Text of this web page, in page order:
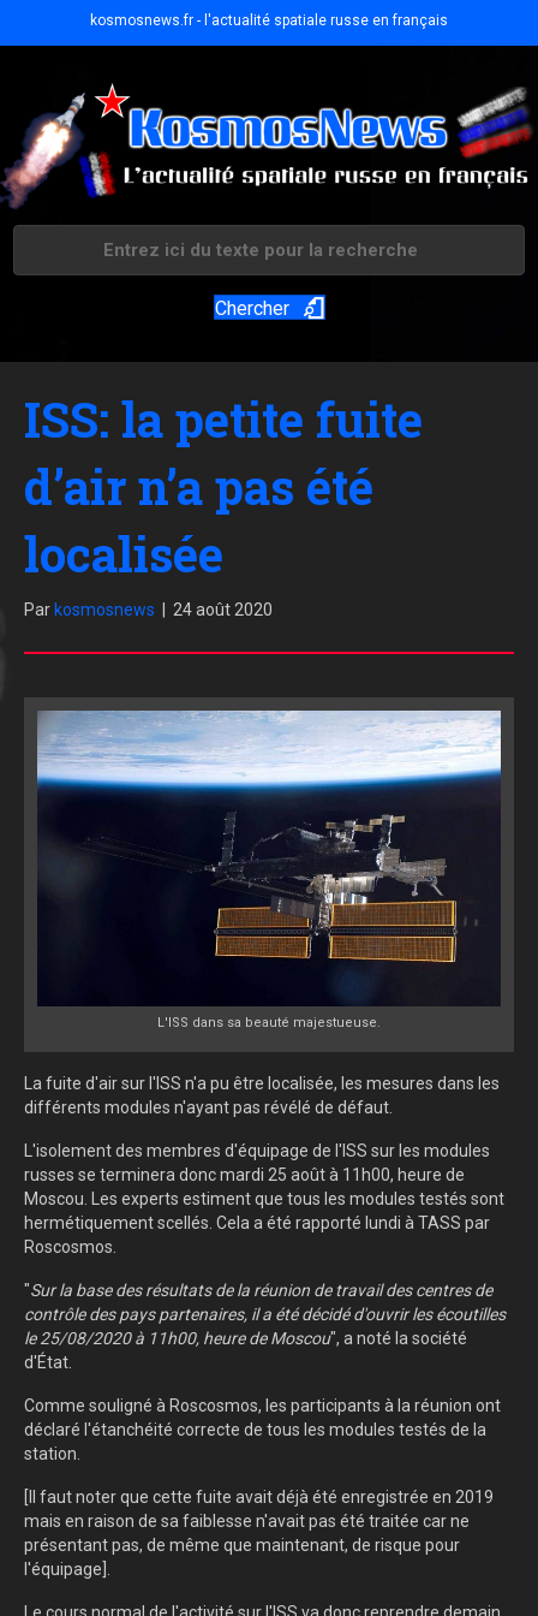
kosmosnews.fr - l'actualité spatiale russe en français
Chercher
ISS: la petite fuite
d’air n’a pas été
localisée
Par kosmosnews 24 août 2020
L'ISS dans sa beauté majestueuse.
La fuite d'air sur l'ISS n'a pu être localisée, les mesures dans les
différents modules n'ayant pas révélé de défaut.
L'isolement des membres d'équipage de l'ISS sur les modules
russes se terminera donc mardi 25 août à 11h00, heure de
Moscou. Les experts estiment que tous les modules testés sont
hermétiquement scellés. Cela a été rapporté lundi à TASS par
Roscosmos.
"Sur la base des résultats de la réunion de travail des centres de
contrôle des pays partenaires, il a été décidé d'ouvrir les écoutilles
le 25/08/2020 à 11h00, heure de Moscou", a noté la société
d'État.
Comme souligné à Roscosmos, les participants à la réunion ont
déclaré l'étanchéité correcte de tous les modules testés de la
station.
[Il faut noter que cette fuite avait déjà été enregistrée en 2019
mais en raison de sa faiblesse n'avait pas été traitée car ne
présentant pas, de même que maintenant, de risque pour
l'équipage].